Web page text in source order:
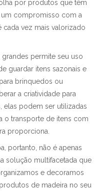
por produtos que têm
compromisso com a
cada vez mais valorizado
grandes permite seu uso
guardar itens sazonais e
brinquedos ou
a criatividade para
elas podem ser utilizadas
o transporte de itens com
proporciona.
portanto, não é apenas
solução multifacetada que
e decoramos
de madeira no seu